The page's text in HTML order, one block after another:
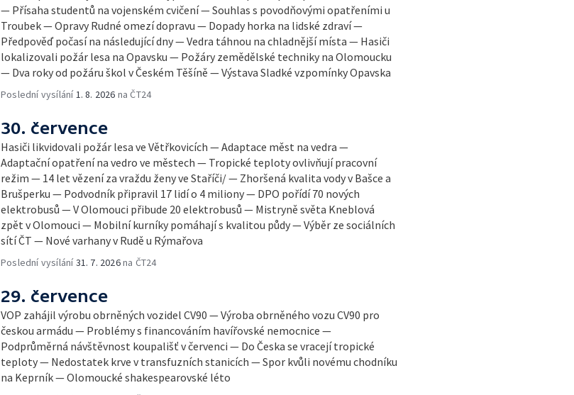
— Přísaha studentů na vojenském cvičení — Souhlas s povodňovými opatřeními u
Troubek — Opravy Rudné omezí dopravu — Dopady horka na lidské zdraví —
Předpověď počasí na následující dny — Vedra táhnou na chladnější místa — Hasiči
lokalizovali požár lesa na Opavsku — Požáry zemědělské techniky na Olomoucku
— Dva roky od požáru škol v Českém Těšíně — Výstava Sladké vzpomínky Opavska
Poslední vysílání1. 8. 2026 na ČT24
30. července
Hasiči likvidovali požár lesa ve Větřkovicích — Adaptace měst na vedra —
Adaptační opatření na vedro ve městech — Tropické teploty ovlivňují pracovní
režim — 14 let vězení za vraždu ženy ve Staříči/ — Zhoršená kvalita vody v Bašce a
Brušperku — Podvodník připravil 17 lidí o 4 miliony — DPO pořídí 70 nových
elektrobusů — V Olomouci přibude 20 elektrobusů — Mistryně světa Kneblová
zpět v Olomouci — Mobilní kurníky pomáhají s kvalitou půdy — Výběr ze sociálních
sítí ČT — Nové varhany v Rudě u Rýmařova
Poslední vysílání31. 7. 2026na ČT24
29. července
VOP zahájil výrobu obrněných vozidel CV90 — Výroba obrněného vozu CV90 pro
českou armádu — Problémy s financováním havířovské nemocnice —
Podprůměrná návštěvnost koupališť v červenci — Do Česka se vracejí tropické
teploty — Nedostatek krve v transfuzních stanicích — Spor kvůli novému chodníku
na Keprník — Olomoucké shakespearovské léto